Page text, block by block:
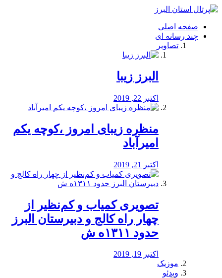
فصد
شرق
تهران
خشکشویی
صفحه اصلی
چند رسانه ای
تصاویر
البرز زیبا
اکتبر 22, 2019
منظره‌‌ زیبای امروز ،کوچه یکم
امیرآباد
اکتبر 21, 2019
️تصویری کمیاب و کم‌نظیر از
چهار راه كالج و دبيرستان البرز
حدود ۱۳۱۱ه ش
اکتبر 19, 2019
موزیک
ویدئو